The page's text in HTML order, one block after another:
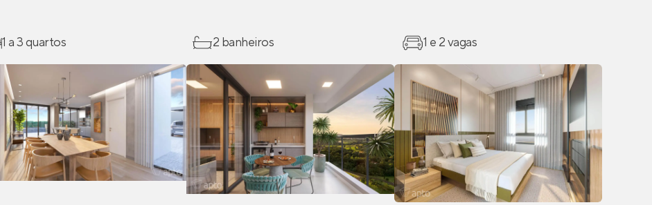
1 a 3 quartos 2 banheiros 1 e 2 vagas